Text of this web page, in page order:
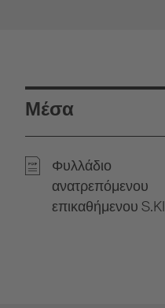
Μέσα
Φυλλάδιο
ανατρεπόμενου
επικαθήμενου S.KI